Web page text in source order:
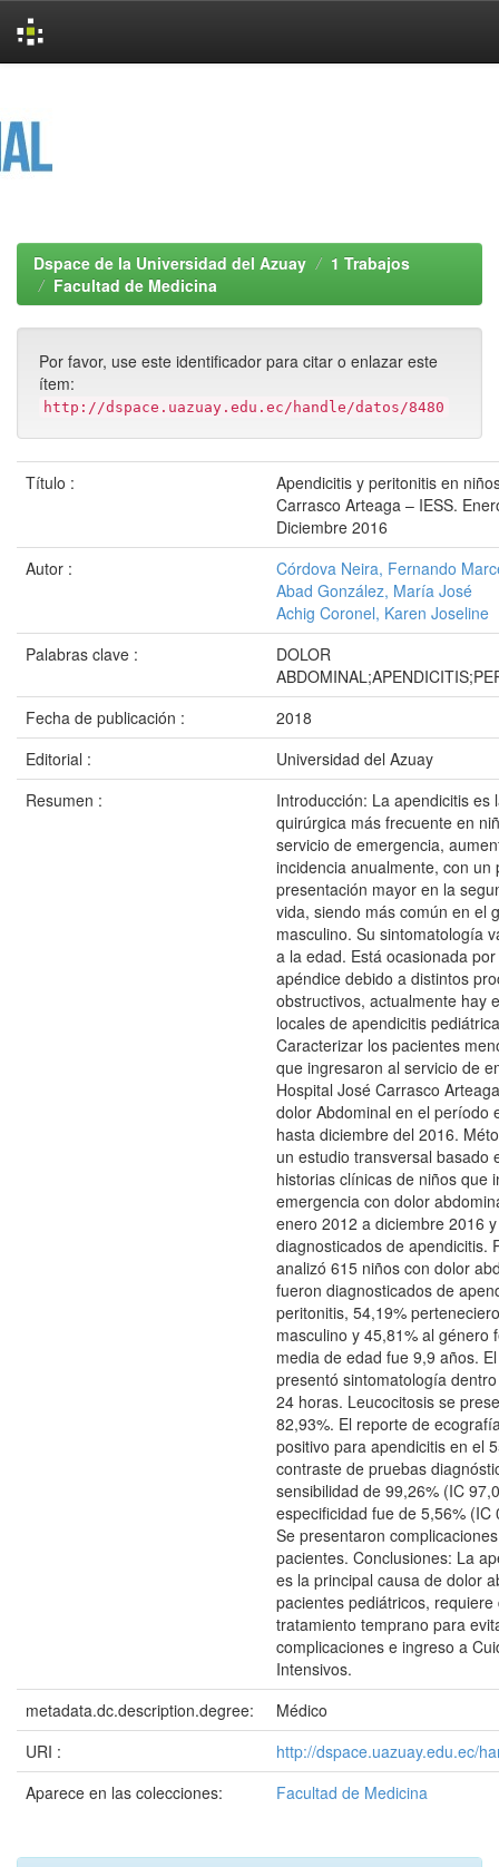
Dspace de la Universidad del Azuay
1 Trabajos
Facultad de Medicina
Por favor, use este identificador para citar o enlazar este
ítem:
http://dspace.uazuay.edu.ec/handle/datos/8480
Título :
Apendicitis y peritonitis en
Carrasco Arteaga – IESS.
Diciembre 2016
Autor :
Córdova Neira, Fernando
Abad González, María José
Achig Coronel, Karen Joseline
Palabras clave :
DOLOR
Fecha de publicación :
2018
Editorial :
Universidad del Azuay
Resumen :
Introducción: La apendicitis es
quirúrgica más frecuente en
servicio de emergencia,
incidencia anualmente, con un
presentación mayor en la
vida, siendo más común en el
masculino. Su sintomatología
a la edad. Está ocasionada
apéndice debido a distintos
obstructivos, actualmente hay
locales de apendicitis
Caracterizar los pacientes
que ingresaron al servicio de
Hospital José Carrasco
dolor Abdominal en el período
hasta diciembre del 2016.
un estudio transversal basado
historias clínicas de niños que
emergencia con dolor
enero 2012 a diciembre 2016
diagnosticados de apendicitis.
analizó 615 niños con dolor
fueron diagnosticados de
peritonitis, 54,19%
masculino y 45,81% al género
media de edad fue 9,9 años.
presentó sintomatología
24 horas. Leucocitosis se
82,93%. El reporte de
positivo para apendicitis en el
contraste de pruebas
sensibilidad de 99,26% (IC
especificidad fue de 5,56% (IC
Se presentaron
pacientes. Conclusiones: La
es la principal causa de dolor
pacientes pediátricos, requiere
tratamiento temprano para
complicaciones e ingreso a
Intensivos.
metadata.dc.description.degree:
Médico
URI :
http://dspace.uazuay.edu.ec/
Aparece en las colecciones:
Facultad de Medicina